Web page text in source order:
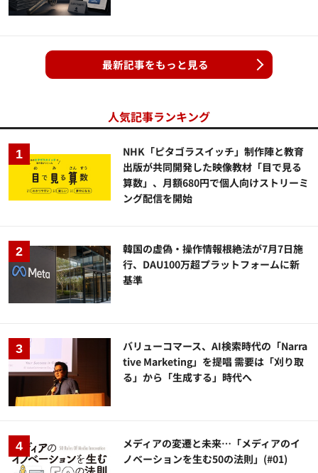
最新記事をもっと見る
人気記事ランキング
NHK「ピタゴラスイッチ」制作陣と教育
出版が共同開発した映像教材「目で見る
算数」、月額680円で個人向けストリーミ
ング配信を開始
韓国の虚偽・操作情報根絶法が7月7日施
行、DAU100万超プラットフォームに新
基準
バリューコマース、AI検索時代の「Narra
tive Marketing」を提唱 需要は「刈り取
る」から「生成する」時代へ
メディアの変遷と未来…「メディアのイ
ノベーションを生む50の法則」(#01)